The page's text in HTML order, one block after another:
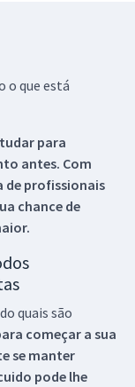
o que está
para
antes. Com
de profissionais
chance de
quais são
começar a sua
se manter
pode lhe